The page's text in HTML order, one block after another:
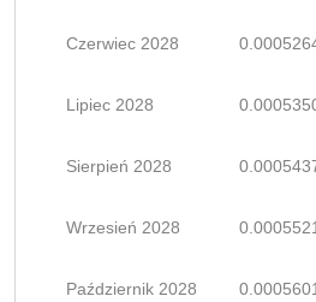
Czerwiec 2028
Lipiec 2028
Sierpień 2028
Wrzesień 2028
Październik 2028